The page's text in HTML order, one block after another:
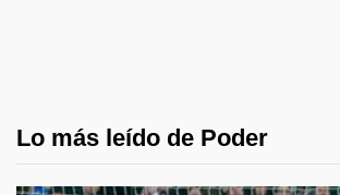
Lo más leído de Poder